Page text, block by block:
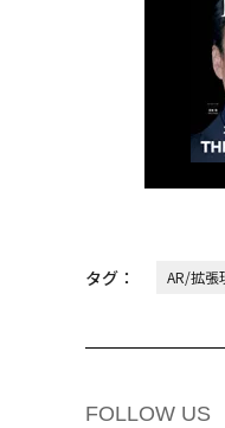
タグ： AR/拡張
FOLLOW US